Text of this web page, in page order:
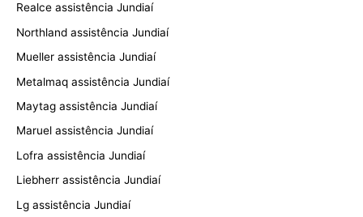
Realce assistência Jundiaí
Northland assistência Jundiaí
Mueller assistência Jundiaí
Metalmaq assistência Jundiaí
Maytag assistência Jundiaí
Maruel assistência Jundiaí
Lofra assistência Jundiaí
Liebherr assistência Jundiaí
Lg assistência Jundiaí